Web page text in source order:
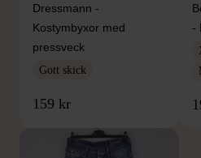
Dressmann -
Kostymbyxor med
pressveck
Gott skick
159 kr
-